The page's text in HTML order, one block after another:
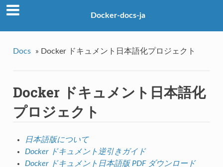
Docker-docs-ja
Docs » Docker ドキュメント日本語化プロジェクト
Docker ドキュメント日本語化
プロジェクト
日本語版について
Docker ドキュメント逆引きガイド
Docker ドキュメント日本語版 PDF ダウンロード